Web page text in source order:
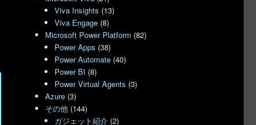
Viva Insights (13)
Viva Engage (8)
Microsoft Power Platform (82)
Power Apps (38)
Power Automate (40)
Power BI (8)
Power Virtual Agents (3)
Azure (3)
その他 (144)
ガジェット紹介 (2)